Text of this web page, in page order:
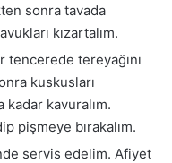
sonra tavada
kızartalım.
tencerede tereyağını
kuskusları
kadar kavuralım.
pişmeye bırakalım.
servis edelim. Afiyet